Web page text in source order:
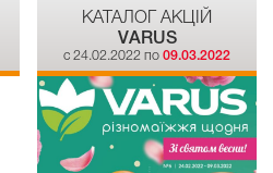
КАТАЛОГ АКЦІЙ
VARUS
c 24.02.2022 по09.03.2022